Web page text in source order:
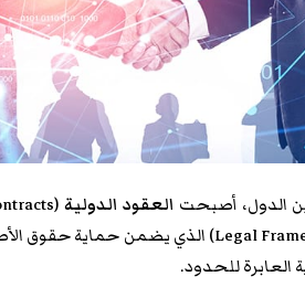
الدول، أصبحت العقود الدولية (International Contracts)
Legal) الذي يضمن حماية حقوق
العابرة للحدود.